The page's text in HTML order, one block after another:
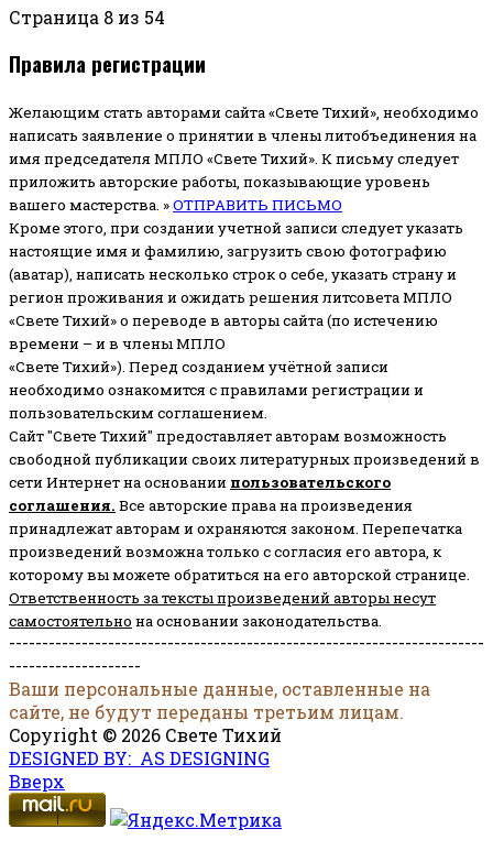
Страница 8 из 54
Правила регистрации
Желающим стать авторами сайта «Свете Тихий», необходимо
написать заявление о принятии в члены литобъединения на
имя председателя МПЛО «Свете Тихий». К письму следует
приложить авторские работы, показывающие уровень
вашего мастерства. »ОТПРАВИТЬ ПИСЬМО
Кроме этого, при создании учетной записи следует указать
настоящие имя и фамилию, загрузить свою фотографию
(аватар), написать несколько строк о себе, указать страну и
регион проживания и ожидать решения литсовета МПЛО
«Свете Тихий» о переводе в авторы сайта (по истечению
времени – и в члены МПЛО
«Свете Тихий»). Перед созданием учётной записи
необходимо ознакомится с правилами регистрации и
пользовательским соглашением.
Сайт "Свете Тихий" предоставляет авторам возможность
свободной публикации своих литературных произведений в
сети Интернет на основании пользовательского
соглашения. Все авторские права на произведения
принадлежат авторам и охраняются законом. Перепечатка
произведений возможна только с согласия его автора, к
которому вы можете обратиться на его авторской странице.
Ответственность за тексты произведений авторы несут
самостоятельно на основании законодательства.
------------------------------------------------------------------------
--------------------
Ваши персональные данные, оставленные на
сайте, не будут переданы третьим лицам.
Copyright © 2026 Свете Тихий
DESIGNED BY: AS DESIGNING
Вверх